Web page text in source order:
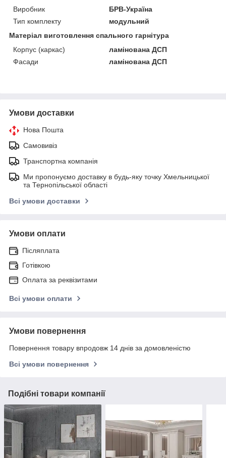
Виробник
БРВ-Україна
Тип комплекту
модульний
Матеріал виготовлення спального гарнітура
Корпус (каркас)
ламінована ДСП
Фасади
ламінована ДСП
Умови доставки
Нова Пошта
Самовивіз
Транспортна компанія
Ми пропонуємо доставку в будь-яку точку Хмельницької
та Тернопільської області
Всі умови доставки
Умови оплати
Післяплата
Готівкою
Оплата за реквізитами
Всі умови оплати
Умови повернення
Повернення товару впродовж 14 днів за домовленістю
Всі умови повернення
Подібні товари компанії